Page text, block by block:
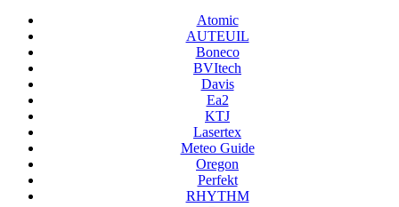
Atomic
AUTEUIL
Boneco
BVItech
Davis
Ea2
KTJ
Lasertex
Meteo Guide
Oregon
Perfekt
RHYTHM